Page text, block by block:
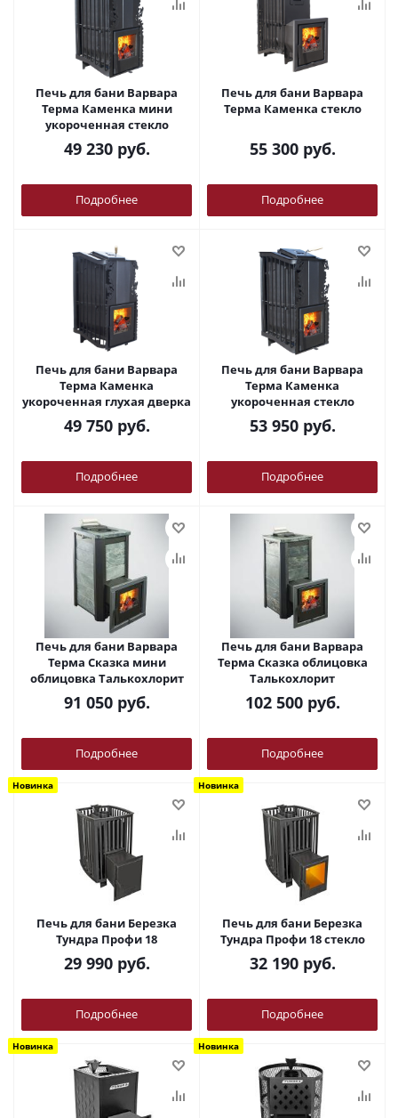
Печь для бани Варвара
Терма Каменка мини
укороченная стекло
49 230руб.
Подробнее
Печь для бани Варвара
Терма Каменка стекло
55 300руб.
Подробнее
Печь для бани Варвара
Терма Каменка
укороченная глухая дверка
49 750руб.
Подробнее
Печь для бани Варвара
Терма Каменка
укороченная стекло
53 950руб.
Подробнее
Печь для бани Варвара
Терма Сказка мини
облицовка Талькохлорит
91 050руб.
Подробнее
Печь для бани Варвара
Терма Сказка облицовка
Талькохлорит
102 500руб.
Подробнее
Новинка
Печь для бани Березка
Тундра Профи 18
29 990руб.
Подробнее
Новинка
Печь для бани Березка
Тундра Профи 18 стекло
32 190руб.
Подробнее
Новинка Новинка